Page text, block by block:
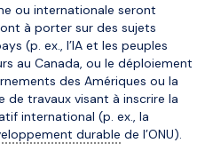
ou internationale seront
à porter sur des sujets
(p. ex., l’IA et les peuples
au Canada, ou le déploiement
des Amériques ou la
de travaux visant à inscrire la
international (p. ex., la
durable de l’ONU).